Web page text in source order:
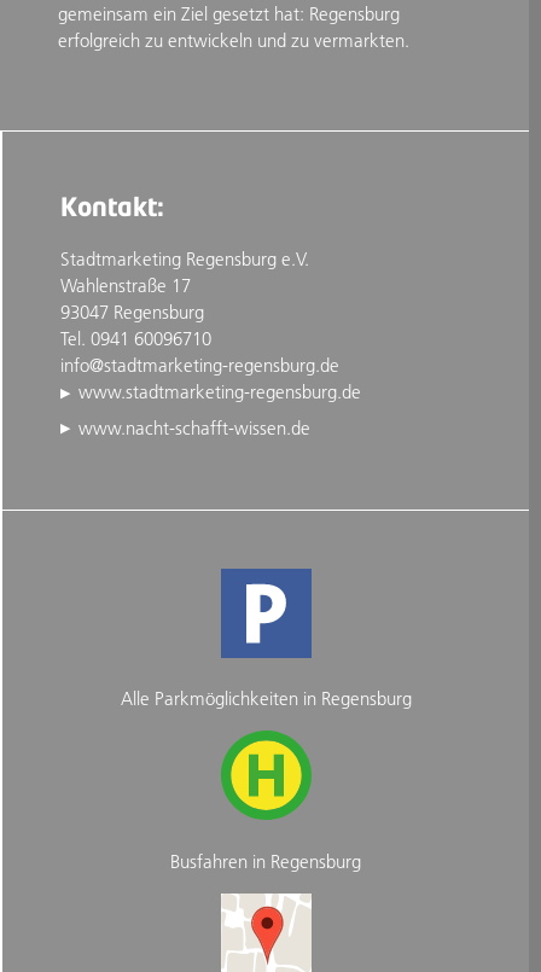
gemeinsam ein Ziel gesetzt hat: Regensburg
erfolgreich zu entwickeln und zu vermarkten.
Kontakt:
Stadtmarketing Regensburg e.V.
Wahlenstraße 17
93047 Regensburg
Tel. 0941 60096710
info@stadtmarketing-regensburg.de
www.stadtmarketing-regensburg.de
www.nacht-schafft-wissen.de
Alle Parkmöglichkeiten in Regensburg
Busfahren in Regensburg